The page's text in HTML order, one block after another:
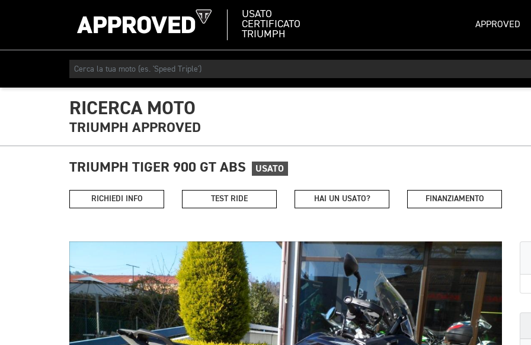
USATO
CERTIFICATO
TRIUMPH
APPROVED
RICERCA MOTO
TRIUMPH APPROVED
TRIUMPH TIGER 900 GT ABS USATO
RICHIEDI INFO TEST RIDE HAI UN USATO? FINANZIAMENTO